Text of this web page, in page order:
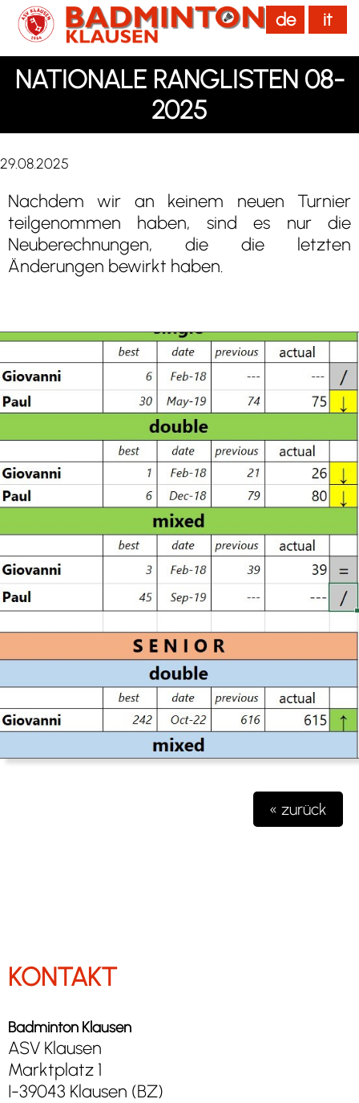
menu it
de
NATIONALE RANGLISTEN 08-
2025
29.08.2025
Nachdem wir an keinem neuen Turnier
teilgenommen haben, sind es nur die
Neuberechnungen, die die letzten
Änderungen bewirkt haben.
« zurück
KONTAKT
Badminton Klausen
ASV Klausen
Marktplatz 1
I-39043 Klausen (BZ)